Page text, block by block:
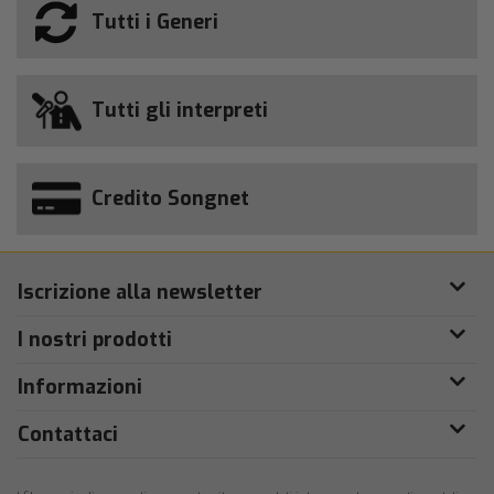
Tutti i Generi
Tutti gli interpreti
Credito Songnet
Iscrizione alla newsletter
I nostri prodotti
Informazioni
Contattaci